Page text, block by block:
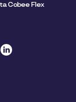
Cobee Flex